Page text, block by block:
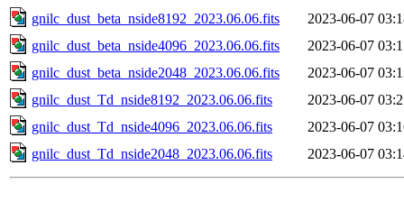
gnilc_dust_beta_nside8192_2023.06.06.fits
2023-06-07
gnilc_dust_beta_nside4096_2023.06.06.fits
2023-06-07
gnilc_dust_beta_nside2048_2023.06.06.fits
2023-06-07
gnilc_dust_Td_nside8192_2023.06.06.fits
2023-06-07
gnilc_dust_Td_nside4096_2023.06.06.fits
2023-06-07
gnilc_dust_Td_nside2048_2023.06.06.fits
2023-06-07